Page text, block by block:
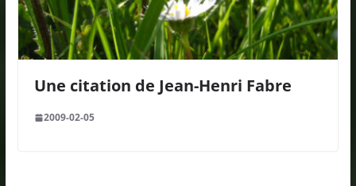
Une citation de Jean-Henri Fabre
2009-02-05